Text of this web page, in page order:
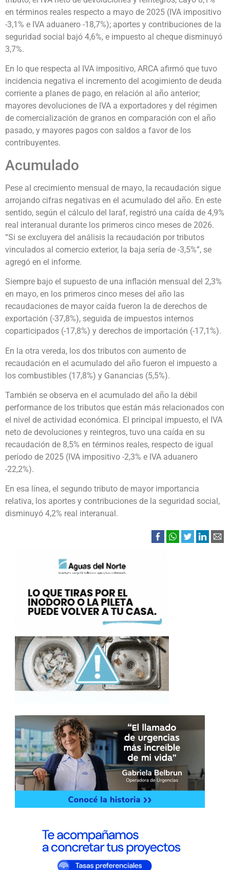
en términos reales respecto a mayo de 2025 (IVA impositivo
-3,1% e IVA aduanero -18,7%); aportes y contribuciones de la
seguridad social bajó 4,6%, e impuesto al cheque disminuyó
3,7%.
En lo que respecta al IVA impositivo, ARCA afirmó que tuvo
incidencia negativa el incremento del acogimiento de deuda
corriente a planes de pago, en relación al año anterior;
mayores devoluciones de IVA a exportadores y del régimen
de comercialización de granos en comparación con el año
pasado, y mayores pagos con saldos a favor de los
contribuyentes.
Acumulado
Pese al crecimiento mensual de mayo, la recaudación sigue
arrojando cifras negativas en el acumulado del año. En este
sentido, según el cálculo del Iaraf, registró una caída de 4,9%
real interanual durante los primeros cinco meses de 2026.
“Si se excluyera del análisis la recaudación por tributos
vinculados al comercio exterior, la baja sería de -3,5%”, se
agregó en el informe.
Siempre bajo el supuesto de una inflación mensual del 2,3%
en mayo, en los primeros cinco meses del año las
recaudaciones de mayor caída fueron la de derechos de
exportación (-37,8%), seguida de impuestos internos
coparticipados (-17,8%) y derechos de importación (-17,1%).
En la otra vereda, los dos tributos con aumento de
recaudación en el acumulado del año fueron el impuesto a
los combustibles (17,8%) y Ganancias (5,5%).
También se observa en el acumulado del año la débil
performance de los tributos que están más relacionados con
el nivel de actividad económica. El principal impuesto, el IVA
neto de devoluciones y reintegros, tuvo una caída en su
recaudación de 8,5% en términos reales, respecto de igual
período de 2025 (IVA impositivo -2,3% e IVA aduanero
-22,2%).
En esa línea, el segundo tributo de mayor importancia
relativa, los aportes y contribuciones de la seguridad social,
disminuyó 4,2% real interanual.